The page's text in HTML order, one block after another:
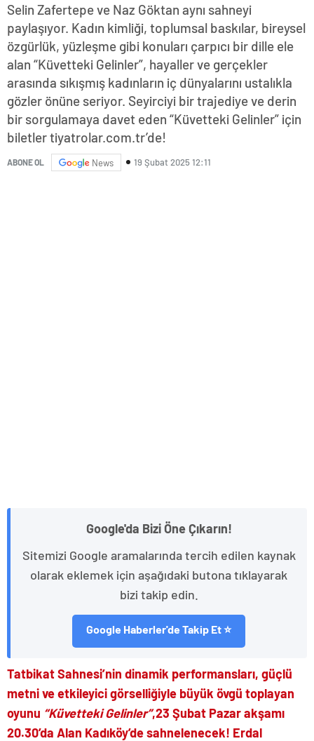
Selin Zafertepe ve Naz Göktan aynı sahneyi
paylaşıyor. Kadın kimliği, toplumsal baskılar, bireysel
özgürlük, yüzleşme gibi konuları çarpıcı bir dille ele
alan “Küvetteki Gelinler”, hayaller ve gerçekler
arasında sıkışmış kadınların iç dünyalarını ustalıkla
gözler önüne seriyor. Seyirciyi bir trajediye ve derin
bir sorgulamaya davet eden “Küvetteki Gelinler” için
biletler tiyatrolar.com.tr’de!
ABONE OL News 19 Şubat 2025 12:11
Google'da Bizi Öne Çıkarın!
Sitemizi Google aramalarında tercih edilen kaynak
olarak eklemek için aşağıdaki butona tıklayarak
bizi takip edin.
Google Haberler'de Takip Et ⭐
Tatbikat Sahnesi’nin dinamik performansları, güçlü
metni ve etkileyici görselliğiyle büyük övgü toplayan
oyunu “Küvetteki Gelinler”,23 Şubat Pazar akşamı
20.30’da Alan Kadıköy’de sahnelenecek! Erdal